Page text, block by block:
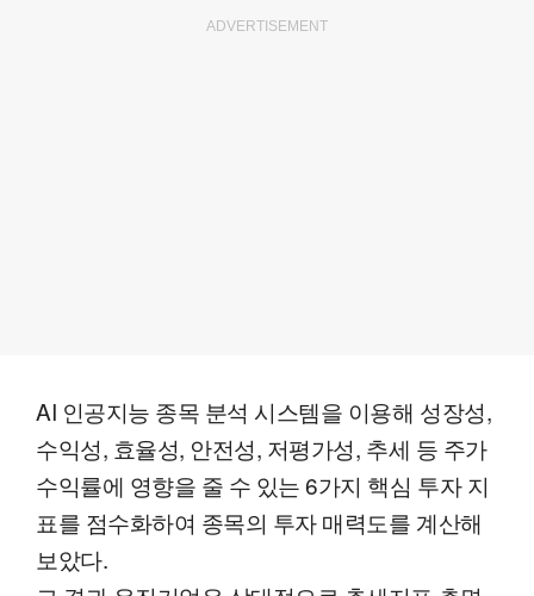
ADVERTISEMENT
AI 인공지능 종목 분석 시스템을 이용해 성장성,
수익성, 효율성, 안전성, 저평가성, 추세 등 주가
수익률에 영향을 줄 수 있는 6가지 핵심 투자 지
표를 점수화하여 종목의 투자 매력도를 계산해
보았다.